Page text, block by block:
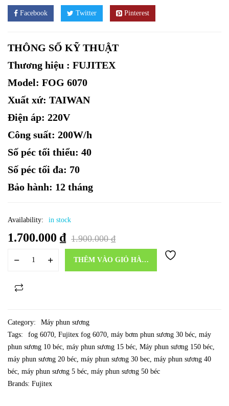
Facebook Twitter Pinterest
THÔNG SỐ KỸ THUẬT
Thương hiệu : FUJITEX
Model: FOG 6070
Xuất xứ: TAIWAN
Điện áp: 220V
Công suất: 200W/h
Số péc tối thiểu: 40
Số péc tối đa: 70
Bảo hành: 12 tháng
Availability: in stock
1.900.000₫
1.700.000 ₫
THÊM VÀO GIỎ HÀNG
Category:
Máy phun sương
Tags:
fog 6070, Fujitex fog 6070, máy bơm phun sương 30 béc, máy
phun sương 10 béc, máy phun sương 15 béc, Máy phun sương 150 béc,
máy phun sương 20 béc, máy phun sương 30 bec, máy phun sương 40
béc, máy phun sương 5 béc, máy phun sương 50 béc
Brands: Fujitex